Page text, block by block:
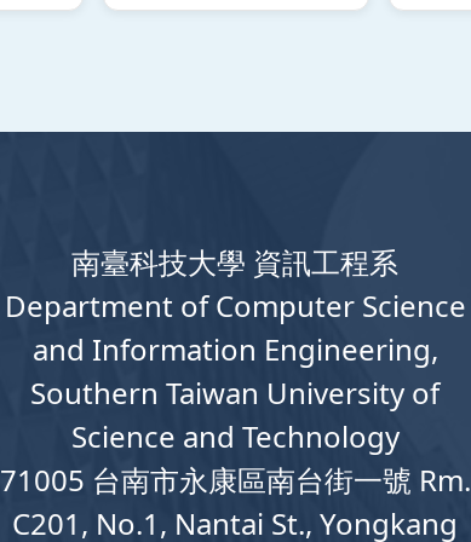
南臺科技大學 資訊工程系
Department of Computer Science
and Information Engineering,
Southern Taiwan University of
Science and Technology
71005 台南市永康區南台街一號 Rm.
C201, No.1, Nantai St., Yongkang